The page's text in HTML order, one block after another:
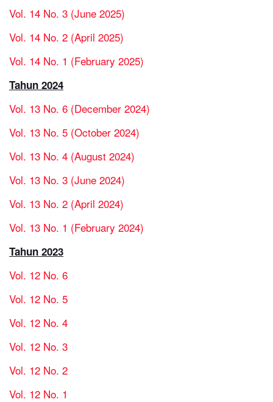
Vol. 14 No. 3 (June 2025)
Vol. 14 No. 2 (April 2025)
Vol. 14 No. 1 (February 2025)
Tahun 2024
Vol. 13 No. 6 (December 2024)
Vol. 13 No. 5 (October 2024)
Vol. 13 No. 4 (August 2024)
Vol. 13 No. 3 (June 2024)
Vol. 13 No. 2 (April 2024)
Vol. 13 No. 1 (February 2024)
Tahun 2023
Vol. 12 No. 6
Vol. 12 No. 5
Vol. 12 No. 4
Vol. 12 No. 3
Vol. 12 No. 2
Vol. 12 No. 1